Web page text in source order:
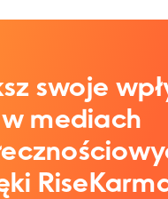
swoje
w mediach